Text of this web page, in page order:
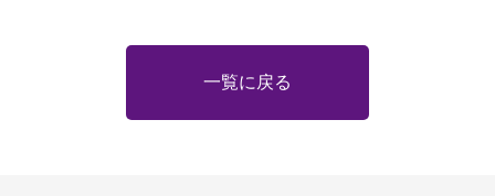
一覧に戻る